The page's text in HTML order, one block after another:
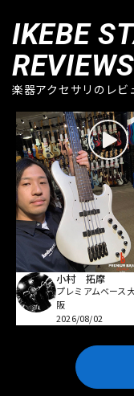
IKEBE
REVIEWS
楽器アクセサリのレビ
小村 拓摩
プレミアムベース
阪
2026/08/02